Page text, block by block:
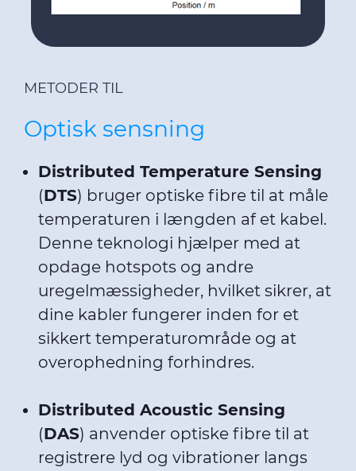
of their services.
METODER TIL
Optisk sensning
Distributed Temperature Sensing
(DTS) bruger optiske fibre til at måle
temperaturen i længden af ​​et kabel.
Denne teknologi hjælper med at
opdage hotspots og andre
uregelmæssigheder, hvilket sikrer, at
dine kabler fungerer inden for et
sikkert temperaturområde og at
overophedning forhindres.
Distributed Acoustic Sensing
(DAS) anvender optiske fibre til at
registrere lyd og vibrationer langs